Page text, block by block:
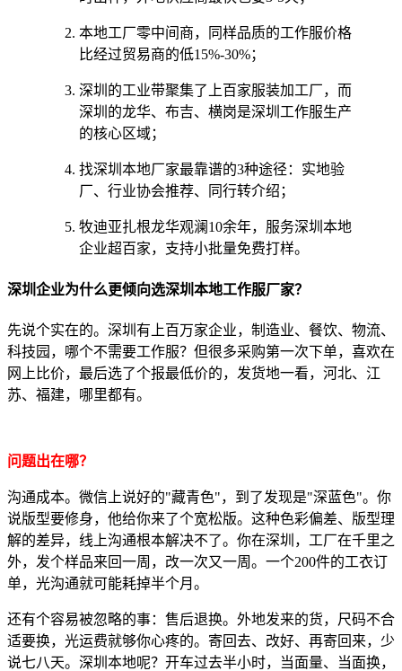
本地工厂零中间商，同样品质的工作服价格
比经过贸易商的低15%-30%；
深圳的工业带聚集了上百家服装加工厂，而
深圳的龙华、布吉、横岗是深圳工作服生产
的核心区域；
找深圳本地厂家最靠谱的3种途径：实地验
厂、行业协会推荐、同行转介绍；
牧迪亚扎根龙华观澜10余年，服务深圳本地
企业超百家，支持小批量免费打样。
深圳企业为什么更倾向选深圳本地工作服厂家？
先说个实在的。深圳有上百万家企业，制造业、餐饮、物流、
科技园，哪个不需要工作服？但很多采购第一次下单，喜欢在
网上比价，最后选了个报最低价的，发货地一看，河北、江
苏、福建，哪里都有。
问题出在哪？
沟通成本。微信上说好的"藏青色"，到了发现是"深蓝色"。你
说版型要修身，他给你来了个宽松版。这种色彩偏差、版型理
解的差异，线上沟通根本解决不了。你在深圳，工厂在千里之
外，发个样品来回一周，改一次又一周。一个200件的工衣订
单，光沟通就可能耗掉半个月。
还有个容易被忽略的事：售后退换。外地发来的货，尺码不合
适要换，光运费就够你心疼的。寄回去、改好、再寄回来，少
说七八天。深圳本地呢？开车过去半小时，当面量、当面换，